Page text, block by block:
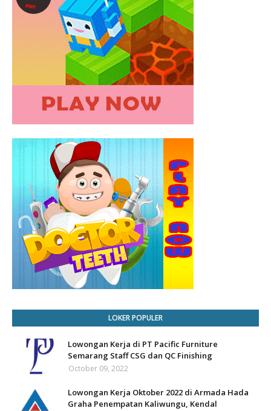
LOKER POPULER
Lowongan Kerja di PT Pacific Furniture
Semarang Staff CSG dan QC Finishing
October 09, 2022
Lowongan Kerja Oktober 2022 di Armada Hada
Graha Penempatan Kaliwungu, Kendal